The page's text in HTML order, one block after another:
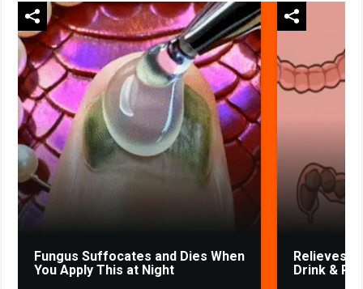
Fungus Suffocates and Dies When
You Apply This at Night
Relieves
Drink &